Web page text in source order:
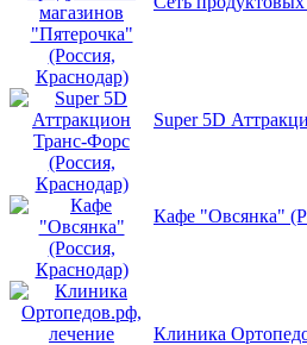
Super 5D
Кафе "Овсянка"
Клиника